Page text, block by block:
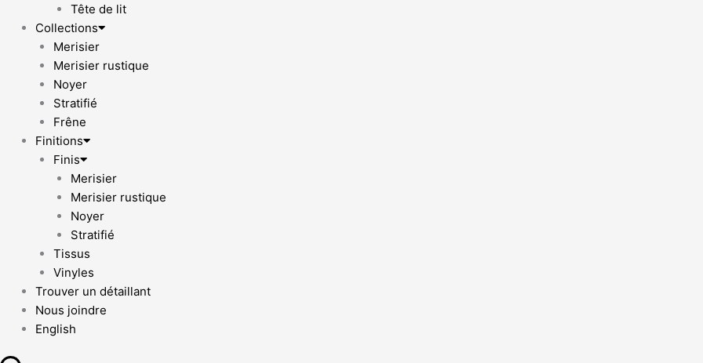
Tête de lit
Collections
Merisier
Merisier rustique
Noyer
Stratifié
Frêne
Finitions
Finis
Merisier
Merisier rustique
Noyer
Stratifié
Tissus
Vinyles
Trouver un détaillant
Nous joindre
English